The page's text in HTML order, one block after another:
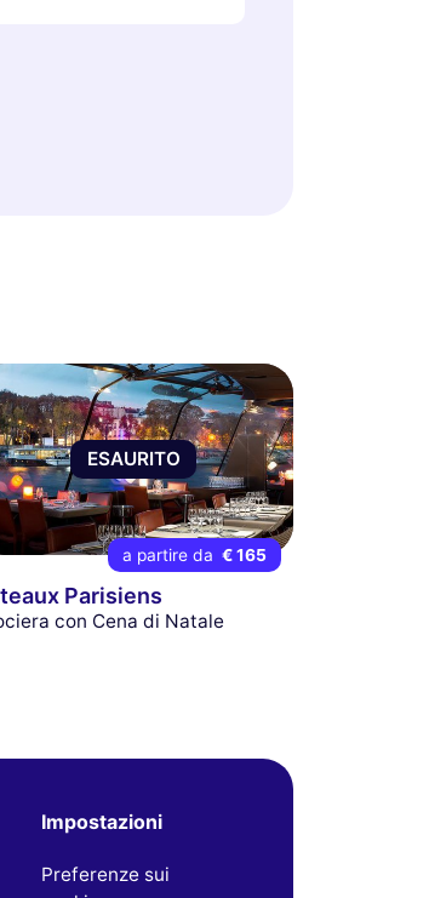
ESAURITO
a partire da € 165
Parisiens
con Cena di Natale
Impostazioni
Preferenze sui